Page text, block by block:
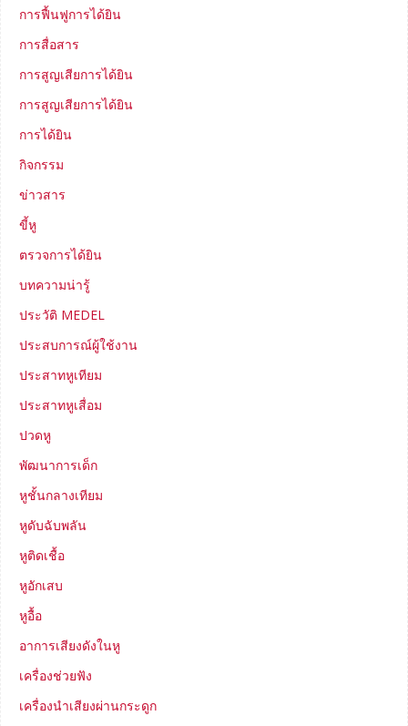
การฟื้นฟูการได้ยิน
การสื่อสาร
การสูญเสียการได้ยิน
การสูญเสียการได้ยิน
การได้ยิน
กิจกรรม
ข่าวสาร
ขี้หู
ตรวจการได้ยิน
บทความน่ารู้
ประวัติ MEDEL
ประสบการณ์ผู้ใช้งาน
ประสาทหูเทียม
ประสาทหูเสื่อม
ปวดหู
พัฒนาการเด็ก
หูชั้นกลางเทียม
หูดับฉับพลัน
หูติดเชื้อ
หูอักเสบ
หูอื้อ
อาการเสียงดังในหู
เครื่องช่วยฟัง
เครื่องนำเสียงผ่านกระดูก